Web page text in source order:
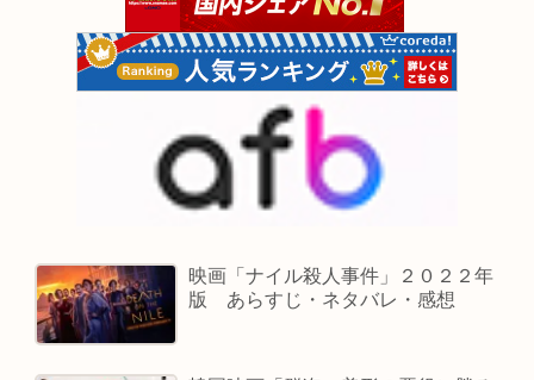
映画「ナイル殺人事件」２０２２年
版 あらすじ・ネタバレ・感想